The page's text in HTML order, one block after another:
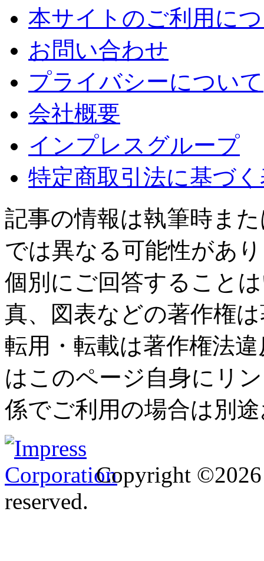
本サイトのご利用に
お問い合わせ
プライバシーについて
会社概要
インプレスグループ
特定商取引法に基づ
記事の情報は執筆時ま
では異なる可能性があ
個別にご回答すること
真、図表などの著作権
転用・転載は著作権法
はこのページ自身にリ
係でご利用の場合は別
Copyright
reserved.